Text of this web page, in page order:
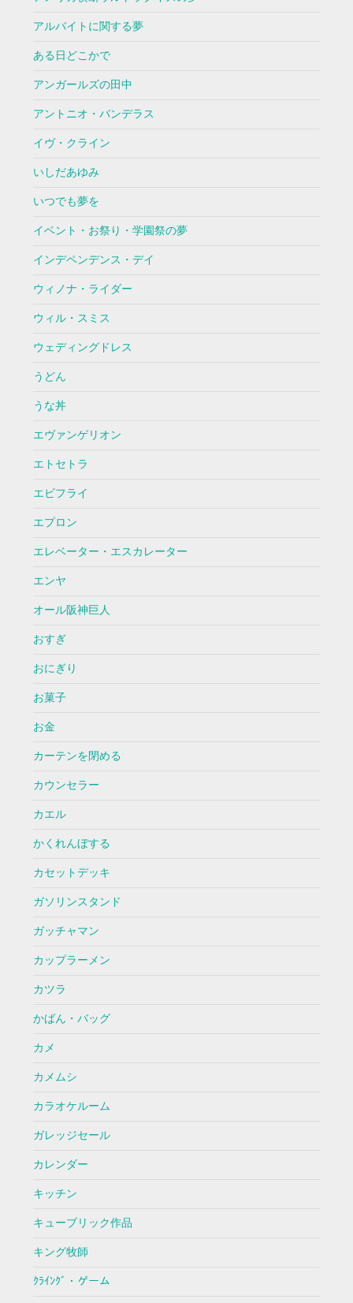
アルバイトに関する夢
ある日どこかで
アンガールズの田中
アントニオ・バンデラス
イヴ・クライン
いしだあゆみ
いつでも夢を
イベント・お祭り・学園祭の夢
インデペンデンス・デイ
ウィノナ・ライダー
ウィル・スミス
ウェディングドレス
うどん
うな丼
エヴァンゲリオン
エトセトラ
エビフライ
エプロン
エレベーター・エスカレーター
エンヤ
オール阪神巨人
おすぎ
おにぎり
お菓子
お金
カーテンを閉める
カウンセラー
カエル
かくれんぼする
カセットデッキ
ガソリンスタンド
ガッチャマン
カップラーメン
カツラ
かばん・バッグ
カメ
カメムシ
カラオケルーム
ガレッジセール
カレンダー
キッチン
キューブリック作品
キング牧師
ｸﾗｲﾝｸﾞ・ゲーム